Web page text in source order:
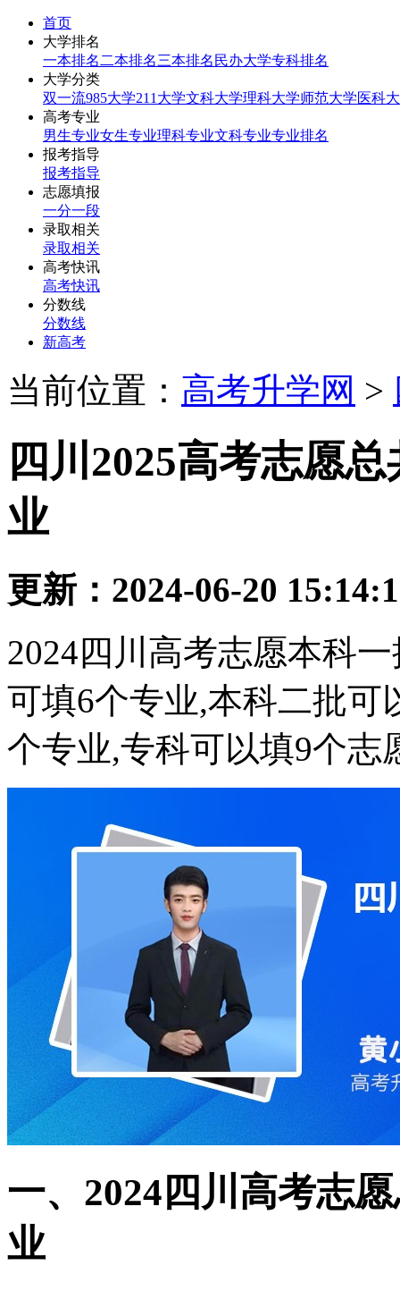
首页
大学排名
一本排名 二本排名三本排名 民办大学专科排名
大学分类
双一流985大学211大学文科大学理科大学师范大学医科
高考专业
男生专业女生专业理科专业文科专业专业排名
报考指导
报考指导
志愿填报
一分一段
录取相关
录取相关
高考快讯
高考快讯
分数线
分数线
新高考
当前位置： 高考升学网 >
四川2025高考志愿
业
更新：2024-06-20
2024四川高考志愿本科
可填6个专业,本科二批可
个专业,专科可以填9个志
一、2024四川高考志
业